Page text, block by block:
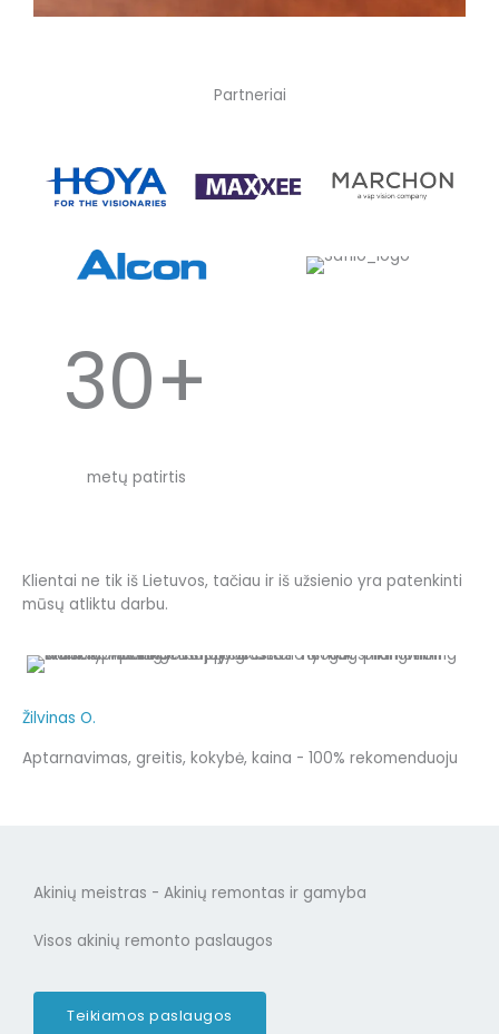
Partneriai
30+
metų patirtis
Klientai ne tik iš Lietuvos, tačiau ir iš užsienio yra patenkinti
mūsų atliktu darbu.
Žilvinas O.
Aptarnavimas, greitis, kokybė, kaina - 100% rekomenduoju
Akinių meistras - Akinių remontas ir gamyba
Visos akinių remonto paslaugos
Teikiamos paslaugos